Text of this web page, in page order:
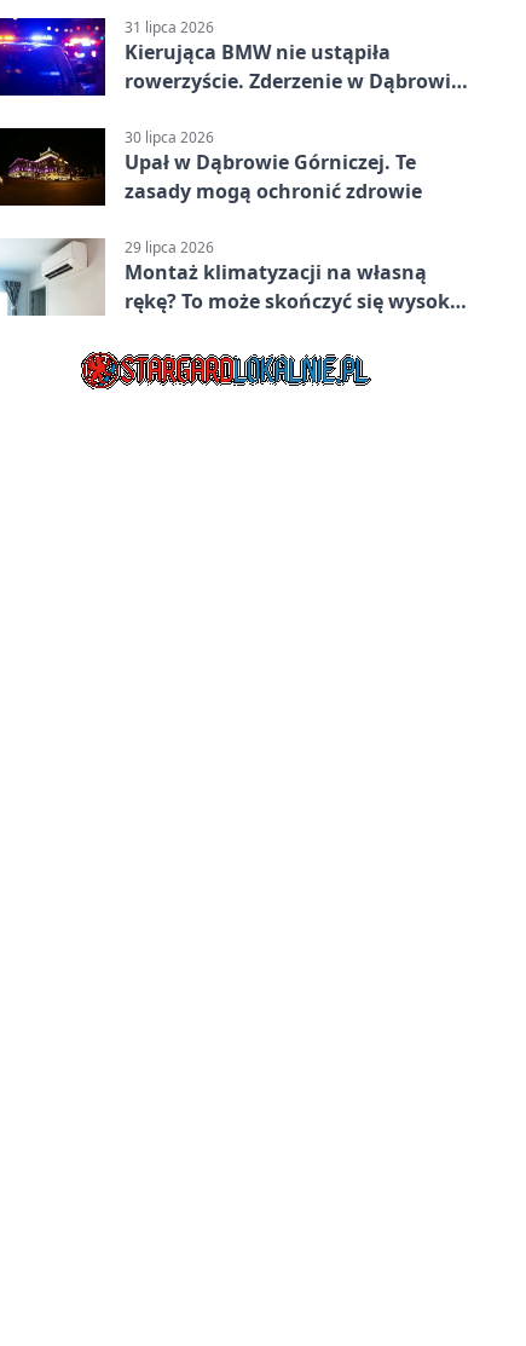
31 lipca 2026
Kierująca BMW nie ustąpiła
rowerzyście. Zderzenie w Dąbrowie
30 lipca 2026
Upał w Dąbrowie Górniczej. Te
zasady mogą ochronić zdrowie
29 lipca 2026
Montaż klimatyzacji na własną
rękę? To może skończyć się wysoką